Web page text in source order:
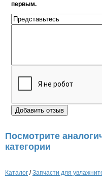
первым.
Посмотрите
категории
Каталог /Запчасти для